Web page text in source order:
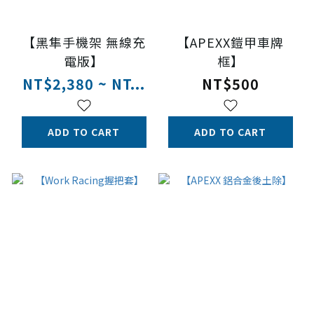
【黑隼手機架 無線充
電版】
NT$2,380 ~ NT...
ADD TO CART
【APEXX鎧甲車牌
框】
NT$500
ADD TO CART